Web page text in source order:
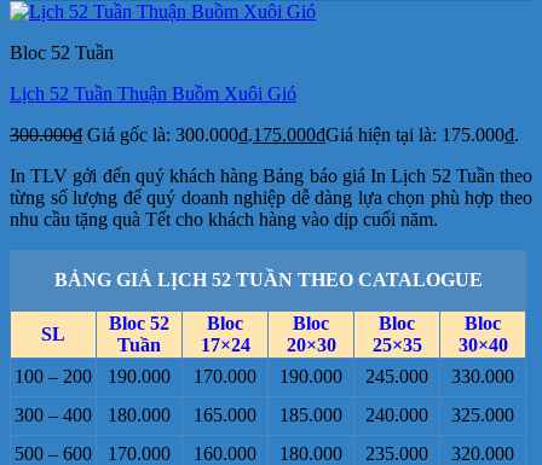
Bloc 52 Tuần
Lịch 52 Tuần Thuận Buồm Xuôi Gió
300.000₫ Giá gốc là: 300.000₫.175.000₫Giá hiện tại là: 175.000₫.
In TLV gởi đến quý khách hàng Bảng báo giá In Lịch 52 Tuần theo
từng số lượng để quý doanh nghiệp dễ dàng lựa chọn phù hợp theo
nhu cầu tặng quà Tết cho khách hàng vào dịp cuối năm.
BẢNG GIÁ LỊCH 52 TUẦN THEO CATALOGUE
SL
Bloc 52
Tuần
Bloc
17×24
Bloc
20×30
Bloc
25×35
Bloc
30×40
100 – 200
190.000 170.000 190.000 245.000
330.000
300 – 400
180.000 165.000 185.000 240.000
325.000
500 – 600
170.000 160.000 180.000 235.000
320.000